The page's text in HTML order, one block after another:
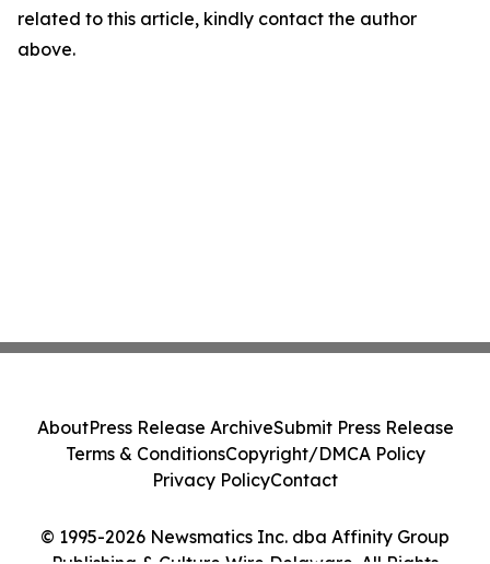
related to this article, kindly contact the author
above.
© 1995-2026 Newsmatics Inc. dba Affinity Group
AboutPress Release ArchiveSubmit Press Release
Terms & ConditionsCopyright/DMCA Policy
Privacy PolicyContact